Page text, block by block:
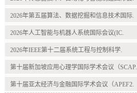
2026年第五届算法、数据挖掘和信息技术国际.
2026年人工智能与机器人系统国际会议(IC.
2026年IEEE第十二届系统工程与控制科学.
第十届新加坡应用心理学国际学术会议（SCAP.
第十届亚太经济与金融国际学术会议（APEF2.